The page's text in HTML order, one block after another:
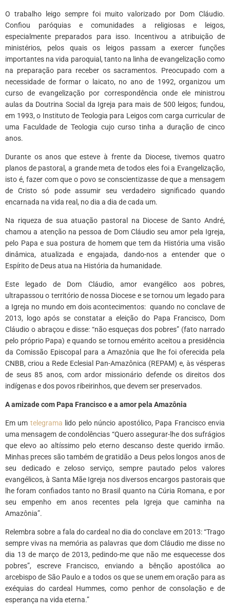
O trabalho leigo sempre foi muito valorizado por Dom Cláudio.
Confiou paróquias e comunidades a religiosas e leigos,
especialmente preparados para isso. Incentivou a atribuição de
ministérios, pelos quais os leigos passam a exercer funções
importantes na vida paroquial, tanto na linha de evangelização como
na preparação para receber os sacramentos. Preocupado com a
necessidade de formar o laicato, no ano de 1992, organizou um
curso de evangelização por correspondência onde ele ministrou
aulas da Doutrina Social da Igreja para mais de 500 leigos; fundou,
em 1993, o Instituto de Teologia para Leigos com carga curricular de
uma Faculdade de Teologia cujo curso tinha a duração de cinco
anos.
Durante os anos que esteve à frente da Diocese, tivemos quatro
planos de pastoral, a grande meta de todos eles foi a Evangelização,
isto é, fazer com que o povo se conscientizasse de que a mensagem
de Cristo só pode assumir seu verdadeiro significado quando
encarnada na vida real, no dia a dia de cada um.
Na riqueza de sua atuação pastoral na Diocese de Santo André,
chamou a atenção na pessoa de Dom Cláudio seu amor pela Igreja,
pelo Papa e sua postura de homem que tem da História uma visão
dinâmica, atualizada e engajada, dando-nos a entender que o
Espírito de Deus atua na História da humanidade.
Este legado de Dom Cláudio, amor evangélico aos pobres,
ultrapassou o território de nossa Diocese e se tornou um legado para
a Igreja no mundo em dois acontecimentos: quando no conclave de
2013, logo após se constatar a eleição do Papa Francisco, Dom
Cláudio o abraçou e disse: “não esqueças dos pobres” (fato narrado
pelo próprio Papa) e quando se tornou emérito aceitou a presidência
da Comissão Episcopal para a Amazônia que lhe foi oferecida pela
CNBB, criou a Rede Eclesial Pan-Amazônica (REPAM) e, às vésperas
de seus 85 anos, com ardor missionário defende os direitos dos
indígenas e dos povos ribeirinhos, que devem ser preservados.
A amizade com Papa Francisco e a amor pela Amazônia
Em um telegrama lido pelo núncio apostólico, Papa Francisco envia
uma mensagem de condolências “Quero assegurar-lhe dos sufrágios
que elevo ao altíssimo pelo eterno descanso deste querido irmão.
Minhas preces são também de gratidão a Deus pelos longos anos de
seu dedicado e zeloso serviço, sempre pautado pelos valores
evangélicos, à Santa Mãe Igreja nos diversos encargos pastorais que
lhe foram confiados tanto no Brasil quanto na Cúria Romana, e por
seu empenho em anos recentes pela Igreja que caminha na
Amazônia”.
Relembra sobre a fala do cardeal no dia do conclave em 2013: “Trago
sempre vivas na memória as palavras que dom Cláudio me disse no
dia 13 de março de 2013, pedindo-me que não me esquecesse dos
pobres”, escreve Francisco, enviando a bênção apostólica ao
arcebispo de São Paulo e a todos os que se unem em oração para as
exéquias do cardeal Hummes, como penhor de consolação e de
esperança na vida eterna.”